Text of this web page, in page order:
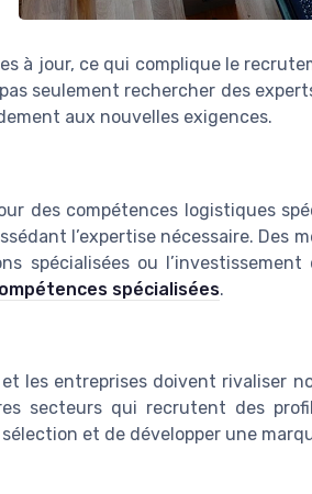
à jour, ce qui complique le
seulement rechercher des
aux nouvelles exigences.
des compétences logistiques
l’expertise nécessaire. Des
spécialisées ou
spécialisées.
les entreprises doivent rivaliser
secteurs qui recrutent des
et de développer une